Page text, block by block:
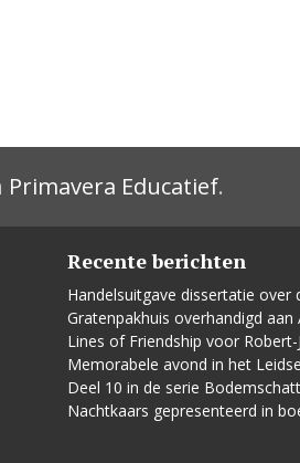
Primavera Educatief.
Recente berichten